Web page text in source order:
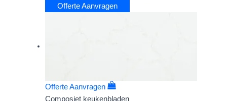
Offerte Aanvragen
Offerte Aanvragen
Composiet keukenbladen